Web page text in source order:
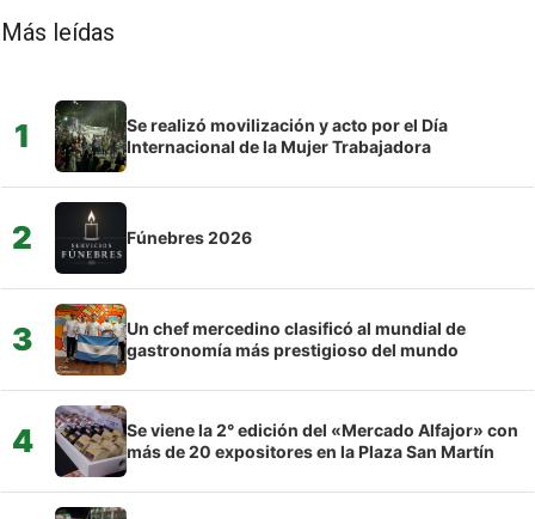
Más leídas
1
Se realizó movilización y acto por el Día
Internacional de la Mujer Trabajadora
2 Fúnebres 2026
3
Un chef mercedino clasificó al mundial de
gastronomía más prestigioso del mundo
4
Se viene la 2° edición del «Mercado Alfajor» con
más de 20 expositores en la Plaza San Martín